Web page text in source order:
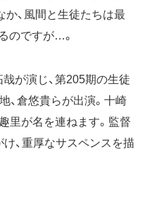
、風間と生徒たちは最
のですが…。
が演じ、第205期の生徒
、倉悠貴らが出演。十崎
里が名を連ねます。監督
、重厚なサスペンスを描